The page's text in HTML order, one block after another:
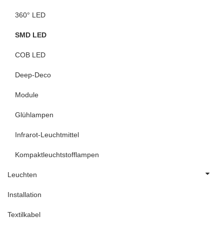
360° LED
SMD LED
COB LED
Deep-Deco
Module
Glühlampen
Infrarot-Leuchtmittel
Kompaktleuchtstofflampen
Leuchten
Installation
Textilkabel